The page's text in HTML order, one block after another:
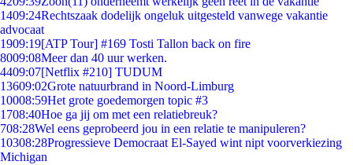
1409:24Rechtszaak dodelijk ongeluk uitgesteld vanwege vakantie
advocaat
1909:19[ATP Tour] #169 Tosti Tallon back on fire
8009:08Meer dan 40 uur werken.
4409:07[Netflix #210] TUDUM
13609:02Grote natuurbrand in Noord-Limburg
10008:59Het grote goedemorgen topic #3
1708:40Hoe ga jij om met een relatiebreuk?
708:28Wel eens geprobeerd jou in een relatie te manipuleren?
10308:28Progressieve Democraat El-Sayed wint nipt voorverkiezing
Michigan